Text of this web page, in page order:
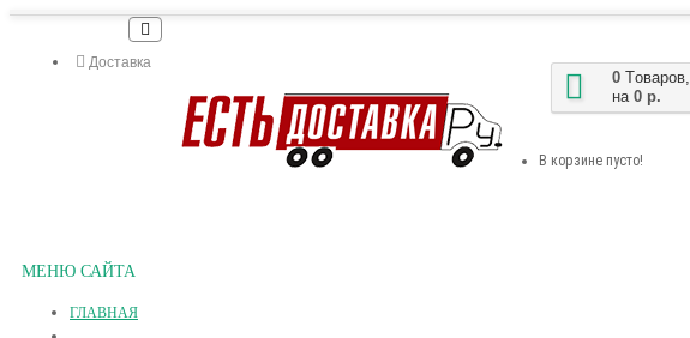
Доставка
0 Tоваров,
на 0 р.
В корзине пусто!
МЕНЮ САЙТА
ГЛАВНАЯ